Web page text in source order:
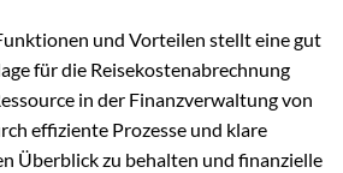
und Vorteilen stellt eine gut
für die Reisekostenabrechnung
in der Finanzverwaltung von
effiziente Prozesse und klare
Überblick zu behalten und finanzielle